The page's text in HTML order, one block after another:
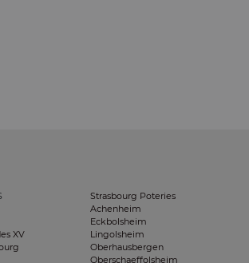
XV
Strasbourg Poteries
Achenheim
Eckbolsheim
Lingolsheim
Oberhausbergen
Oberschaeffolsheim